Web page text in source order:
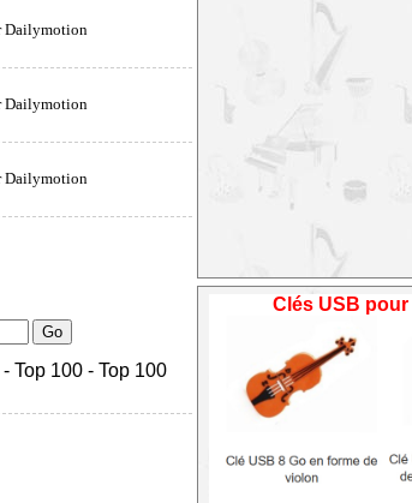
- Top 100 - Top 100
Clés USB